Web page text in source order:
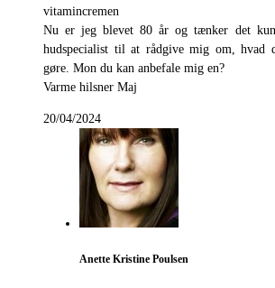
vitamincremen
Nu er jeg blevet 80 år og tænker det
hudspecialist til at rådgive mig om, hvad
gøre. Mon du kan anbefale mig en?
Varme hilsner Maj
20/04/2024
Anette Kristine Poulsen